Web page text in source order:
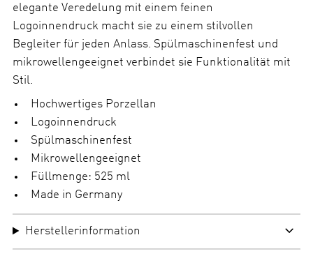
elegante Veredelung mit einem feinen
Logoinnendruck macht sie zu einem stilvollen
Begleiter für jeden Anlass. Spülmaschinenfest und
mikrowellengeeignet verbindet sie Funktionalität mit
Stil.
Hochwertiges Porzellan
Logoinnendruck
Spülmaschinenfest
Mikrowellengeeignet
Füllmenge: 525 ml
Made in Germany
Herstellerinformation